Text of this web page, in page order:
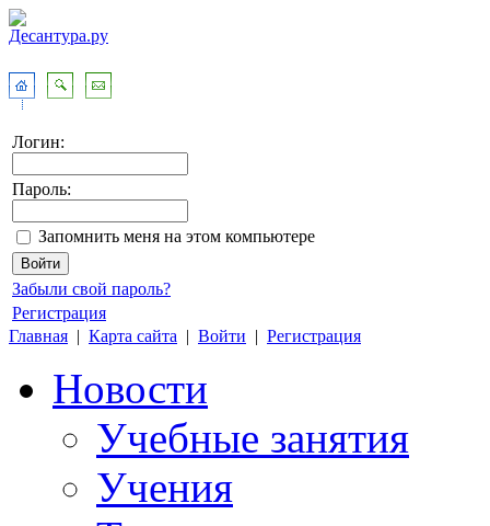
Логин:
Пароль:
Запомнить меня на этом компьютере
Забыли свой пароль?
Регистрация
Главная | Карта сайта | Войти | Регистрация
Новости
Учебные занятия
Учения